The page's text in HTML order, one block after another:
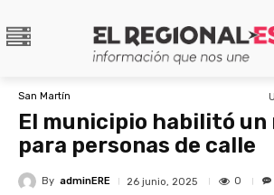
San Martín
El municipio habilitó
para personas de calle
By adminERE 26 junio, 2025 0